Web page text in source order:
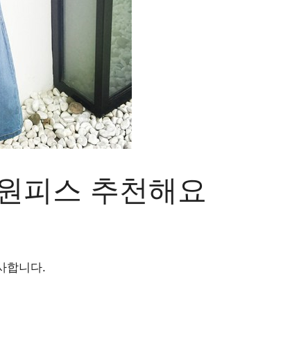
피스 추천해요
합니다.